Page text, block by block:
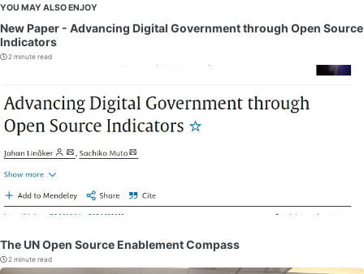
YOU MAY ALSO ENJOY
New Paper - Advancing Digital Government through Open Source
Indicators
2 minute read
The UN Open Source Enablement Compass
2 minute read